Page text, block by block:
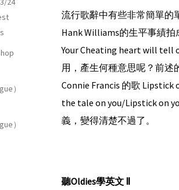
流行歌辭中有些非常簡單的
Hank Williams的生平事績拍
Your Cheating heart will tell
用，產生何種意思呢？前
Connie Francis 的歌 Lipstick
the tale on you/Lipstick on
義，變得清楚不過了。
聽Oldies學英文 Ⅱ
）
）